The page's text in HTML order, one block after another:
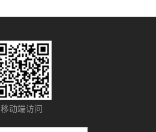
移动端访问